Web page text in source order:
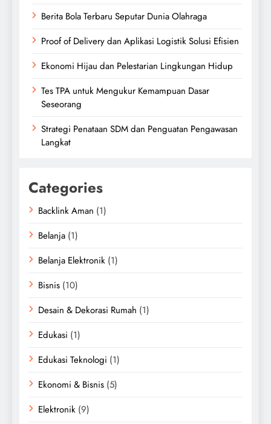
Berita Bola Terbaru Seputar Dunia Olahraga
Proof of Delivery dan Aplikasi Logistik Solusi Efisien
Ekonomi Hijau dan Pelestarian Lingkungan Hidup
Tes TPA untuk Mengukur Kemampuan Dasar
Seseorang
Strategi Penataan SDM dan Penguatan Pengawasan
Langkat
Categories
Backlink Aman (1)
Belanja (1)
Belanja Elektronik (1)
Bisnis (10)
Desain & Dekorasi Rumah (1)
Edukasi (1)
Edukasi Teknologi (1)
Ekonomi & Bisnis (5)
Elektronik (9)